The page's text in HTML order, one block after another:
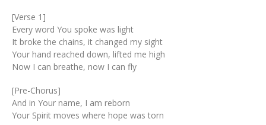
[Verse 1]
Every word You spoke was light
It broke the chains, it changed my sight
Your hand reached down, lifted me high
Now I can breathe, now I can fly
[Pre-Chorus]
And in Your name, I am reborn
Your Spirit moves where hope was torn